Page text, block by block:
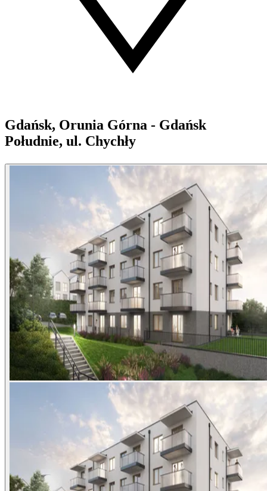
Gdańsk, Orunia Górna - Gdańsk
Południe, ul. Chychły